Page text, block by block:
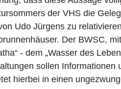
der VHS die
Udo Jürgens zu
Der BWSC,
- dem „Wasser des
sollen Informationen
hierbei in einen